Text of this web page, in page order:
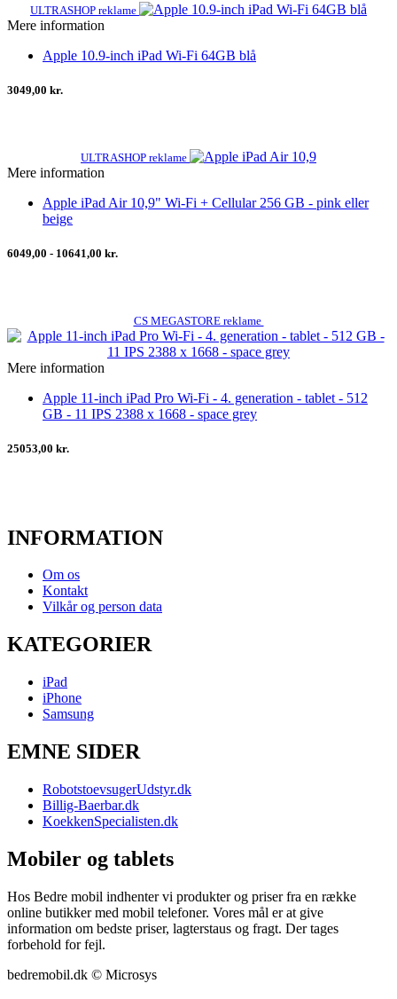
ULTRASHOP reklame
Mere information
Apple 10.9-inch iPad Wi-Fi 64GB blå
3049,00 kr.
ULTRASHOP reklame
Mere information
Apple iPad Air 10,9" Wi-Fi + Cellular 256 GB - pink eller
beige
6049,00 - 10641,00 kr.
CS MEGASTORE reklame
Mere information
Apple 11-inch iPad Pro Wi-Fi - 4. generation - tablet - 512
GB - 11 IPS 2388 x 1668 - space grey
25053,00 kr.
INFORMATION
Om os
Kontakt
Vilkår og person data
KATEGORIER
iPad
iPhone
Samsung
EMNE SIDER
RobotstoevsugerUdstyr.dk
Billig-Baerbar.dk
KoekkenSpecialisten.dk
Mobiler og tablets
Hos Bedre mobil indhenter vi produkter og priser fra en række
online butikker med mobil telefoner. Vores mål er at give
information om bedste priser, lagterstaus og fragt. Der tages
forbehold for fejl.
bedremobil.dk © Microsys